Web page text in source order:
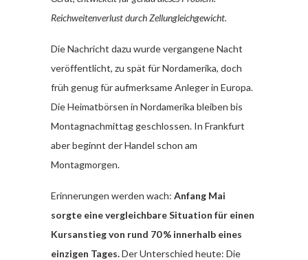
Reichweitenverlust durch Zellungleichgewicht.
Die Nachricht dazu wurde vergangene Nacht
veröffentlicht, zu spät für Nordamerika, doch
früh genug für aufmerksame Anleger in Europa.
Die Heimatbörsen in Nordamerika bleiben bis
Montagnachmittag geschlossen. In Frankfurt
aber beginnt der Handel schon am
Montagmorgen.
Erinnerungen werden wach: Anfang Mai
sorgte eine vergleichbare Situation für einen
Kursanstieg von rund 70 % innerhalb eines
einzigen Tages.Der Unterschied heute: Die